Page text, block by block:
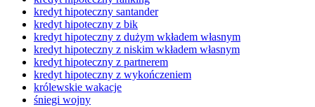
kredyt hipoteczny santander
kredyt hipoteczny z bik
kredyt hipoteczny z dużym wkładem własnym
kredyt hipoteczny z niskim wkładem własnym
kredyt hipoteczny z partnerem
kredyt hipoteczny z wykończeniem
królewskie wakacje
śniegi wojny